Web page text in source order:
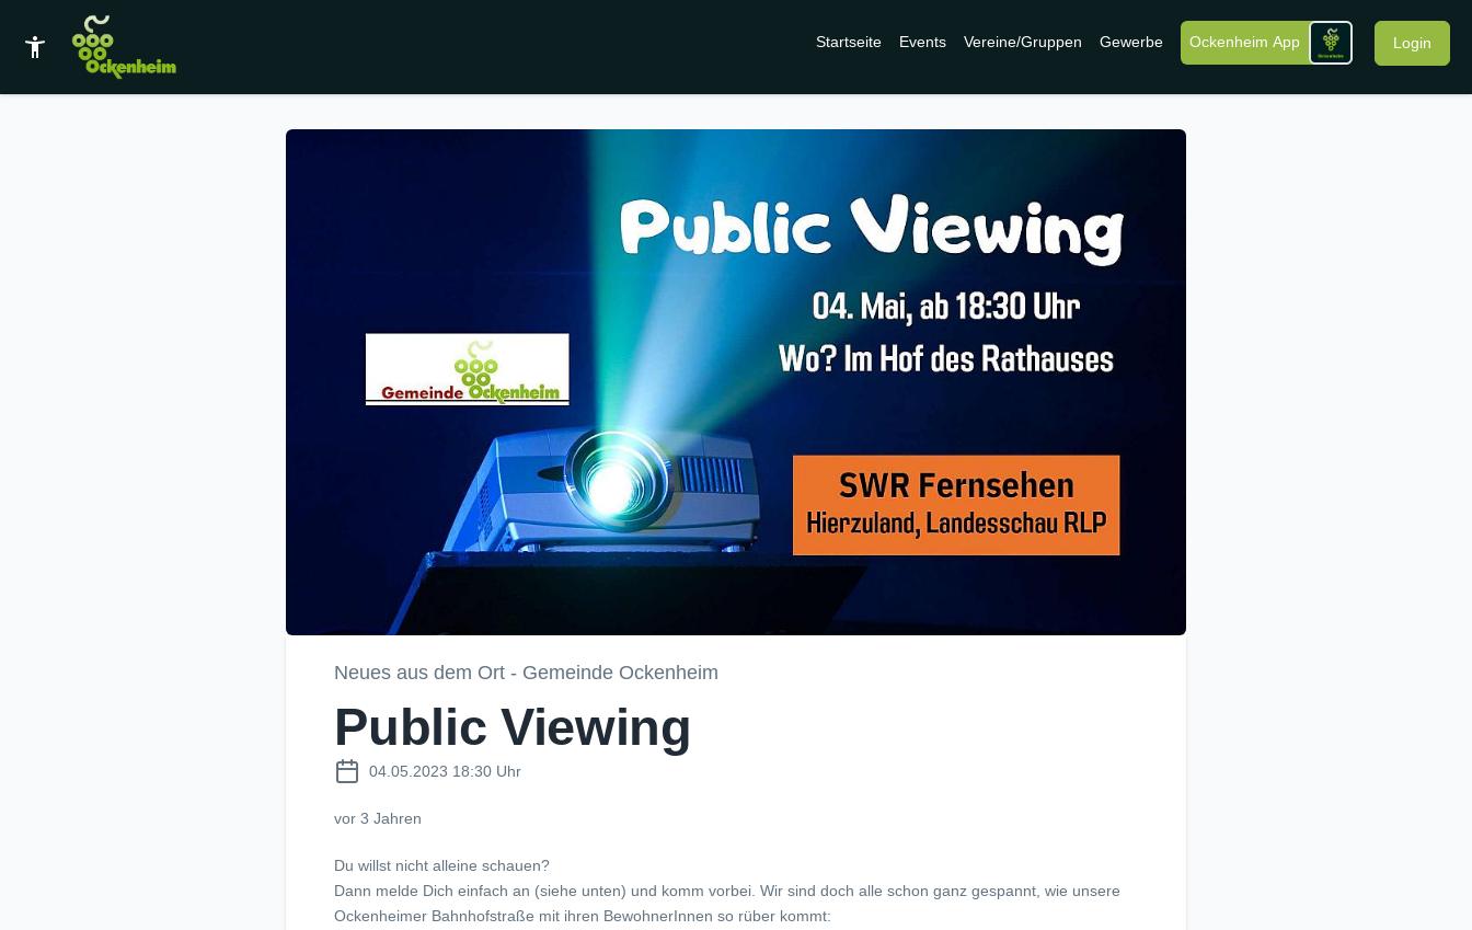
Startseite Events Vereine/Gruppen Gewerbe Ockenheim App Login
Neues aus dem Ort - Gemeinde Ockenheim
Public Viewing
04.05.2023 18:30 Uhr
vor 3 Jahren
Du willst nicht alleine schauen?
Dann melde Dich einfach an (siehe unten) und komm vorbei. Wir sind doch alle schon ganz gespannt, wie unsere
Ockenheimer Bahnhofstraße mit ihren BewohnerInnen so rüber kommt: